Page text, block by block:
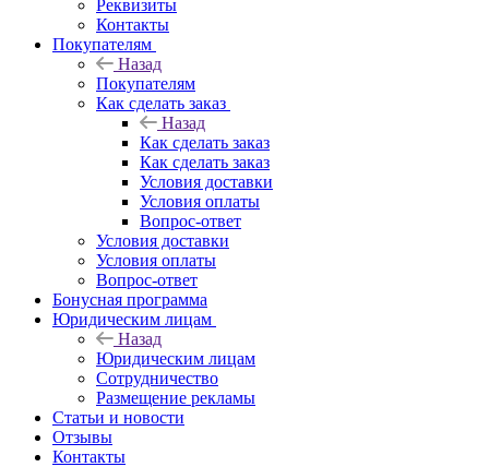
Реквизиты
Контакты
Покупателям
Назад
Покупателям
Как сделать заказ
Назад
Как сделать заказ
Как сделать заказ
Условия доставки
Условия оплаты
Вопрос-ответ
Условия доставки
Условия оплаты
Вопрос-ответ
Бонусная программа
Юридическим лицам
Назад
Юридическим лицам
Сотрудничество
Размещение рекламы
Статьи и новости
Отзывы
Контакты